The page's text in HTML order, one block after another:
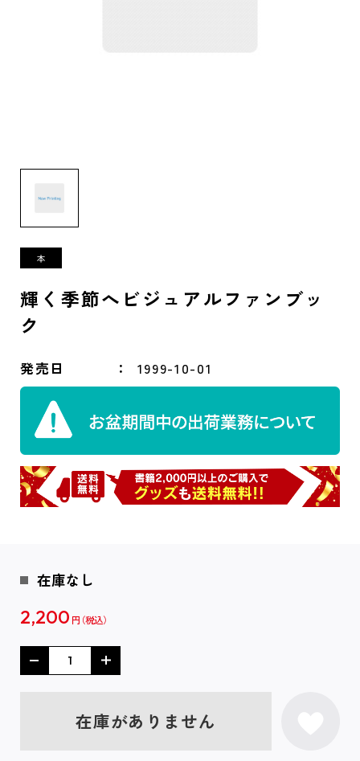
輝く季節へビジュアルファンブッ
ク
発売日 1999-10-01
在庫なし
2,200 円
在庫がありません